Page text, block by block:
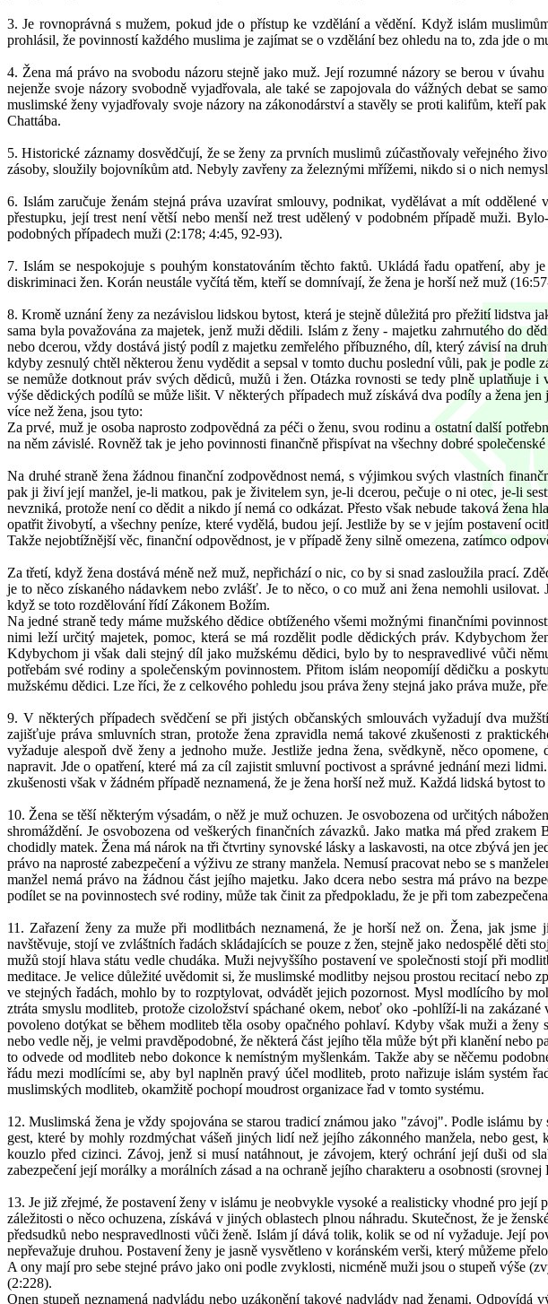
3. Je rovnoprávná s mužem, pokud jde o přístup ke vzdělání a vědění. Když islám
prohlásil, že povinností každého muslima je zajímat se o vzdělání bez ohledu na to, zda jde
4. Žena má právo na svobodu názoru stejně jako muž. Její rozumné názory se berou v
nejenže svoje názory svobodně vyjadřovala, ale také se zapojovala do vážných debat se
muslimské ženy vyjadřovaly svoje názory na zákonodárství a stavěly se proti kalifům, kteří
Chattába.
5. Historické záznamy dosvědčují, že se ženy za prvních muslimů zúčastňovaly veřejného
zásoby, sloužily bojovníkům atd. Nebyly zavřeny za železnými mřížemi, nikdo si o nich
6. Islám zaručuje ženám stejná práva uzavírat smlouvy, podnikat, vydělávat a mít
přestupku, její trest není větší nebo menší než trest udělený v podobném případě muži.
podobných případech muži (2:178; 4:45, 92-93).
7. Islám se nespokojuje s pouhým konstatováním těchto faktů. Ukládá řadu opatření,
diskriminaci žen. Korán neustále vyčítá těm, kteří se domnívají, že žena je horší než muž
8. Kromě uznání ženy za nezávislou lidskou bytost, která je stejně důležitá pro přežití lidstva
sama byla považována za majetek, jenž muži dědili. Islám z ženy - majetku zahrnutého do
nebo dcerou, vždy dostává jistý podíl z majetku zemřelého příbuzného, díl, který závisí na
kdyby zesnulý chtěl některou ženu vydědit a sepsal v tomto duchu poslední vůli, pak je
se nemůže dotknout práv svých dědiců, mužů i žen. Otázka rovnosti se tedy plně uplatňuje
výše dědických podílů se může lišit. V některých případech muž získává dva podíly a žena
více než žena, jsou tyto:
Za prvé, muž je osoba naprosto zodpovědná za péči o ženu, svou rodinu a ostatní další
na něm závislé. Rovněž tak je jeho povinnosti finančně přispívat na všechny dobré
Na druhé straně žena žádnou finanční zodpovědnost nemá, s výjimkou svých vlastních
pak ji živí její manžel, je-li matkou, pak je živitelem syn, je-li dcerou, pečuje o ni otec, je-li
nevzniká, protože není co dědit a nikdo jí nemá co odkázat. Přesto však nebude taková žena
opatřit živobytí, a všechny peníze, které vydělá, budou její. Jestliže by se v jejím postavení
Takže nejobtížnější věc, finanční odpovědnost, je v případě ženy silně omezena, zatímco
Za třetí, když žena dostává méně než muž, nepřichází o nic, co by si snad zasloužila prací.
je to něco získaného nádavkem nebo zvlášť. Je to něco, o co muž ani žena nemohli
když se toto rozdělování řídí Zákonem Božím.
Na jedné straně tedy máme mužského dědice obtíženého všemi možnými finančními
nimi leží určitý majetek, pomoc, která se má rozdělit podle dědických práv. Kdybychom
Kdybychom ji však dali stejný díl jako mužskému dědici, bylo by to nespravedlivé vůči
potřebám své rodiny a společenským povinnostem. Přitom islám neopomíjí dědičku a
mužskému dědici. Lze říci, že z celkového pohledu jsou práva ženy stejná jako práva muže,
9. V některých případech svědčení se při jistých občanských smlouvách vyžadují dva
zajišťuje práva smluvních stran, protože žena zpravidla nemá takové zkušenosti z
vyžaduje alespoň dvě ženy a jednoho muže. Jestliže jedna žena, svědkyně, něco
napravit. Jde o opatření, které má za cíl zajistit smluvní poctivost a správné jednání mezi
zkušenosti však v žádném případě neznamená, že je žena horší než muž. Každá lidská
10. Žena se těší některým výsadám, o něž je muž ochuzen. Je osvobozena od určitých
shromáždění. Je osvobozena od veškerých finančních závazků. Jako matka má před
chodidly matek. Žena má nárok na tři čtvrtiny synovské lásky a laskavosti, na otce zbývá jen
právo na naprosté zabezpečení a výživu ze strany manžela. Nemusí pracovat nebo se s
manžel nemá právo na žádnou část jejího majetku. Jako dcera nebo sestra má právo na
podílet se na povinnostech své rodiny, může tak činit za předpokladu, že je při tom
11. Zařazení ženy za muže při modlitbách neznamená, že je horší než on. Žena, jak
navštěvuje, stojí ve zvláštních řadách skládajících se pouze z žen, stejně jako nedospělé děti
mužů stojí hlava státu vedle chudáka. Muži nejvyššího postavení ve společnosti stojí při
meditace. Je velice důležité uvědomit si, že muslimské modlitby nejsou prostou recitací
ve stejných řadách, mohlo by to rozptylovat, odvádět jejich pozornost. Mysl modlícího by
ztráta smyslu modliteb, protože cizoložství spáchané okem, neboť oko -pohlíží-li na
povoleno dotýkat se během modliteb těla osoby opačného pohlaví. Kdyby však muži a
nebo vedle něj, je velmi pravděpodobné, že některá část jejího těla může být při klanění nebo
to odvede od modliteb nebo dokonce k nemístným myšlenkám. Takže aby se něčemu
řádu mezi modlícími se, aby byl naplněn pravý účel modliteb, proto nařizuje islám systém
muslimských modliteb, okamžitě pochopí moudrost organizace řad v tomto systému.
12. Muslimská žena je vždy spojována se starou tradicí známou jako "závoj". Podle islámu
gest, které by mohly rozdmýchat vášeň jiných lidí než jejího zákonného manžela, nebo
kouzlo před cizinci. Závoj, jenž si musí natáhnout, je závojem, který ochrání její duši od
zabezpečení její morálky a morálních zásad a na ochraně jejího charakteru a osobnosti
13. Je již zřejmé, že postavení ženy v islámu je neobvykle vysoké a realisticky vhodné pro její
záležitosti o něco ochuzena, získává v jiných oblastech plnou náhradu. Skutečnost, že je
předsudků nebo nespravedlnosti vůči ženě. Islám jí dává tolik, kolik se od ní vyžaduje. Její
nepřevažuje druhou. Postavení ženy je jasně vysvětleno v koránském verši, který můžeme
A ony mají pro sebe stejné právo jako oni podle zvyklosti, nicméně muži jsou o stupeň výše
(2:228).
Onen stupeň neznamená nadvládu nebo uzákonění takové nadvlády nad ženami.